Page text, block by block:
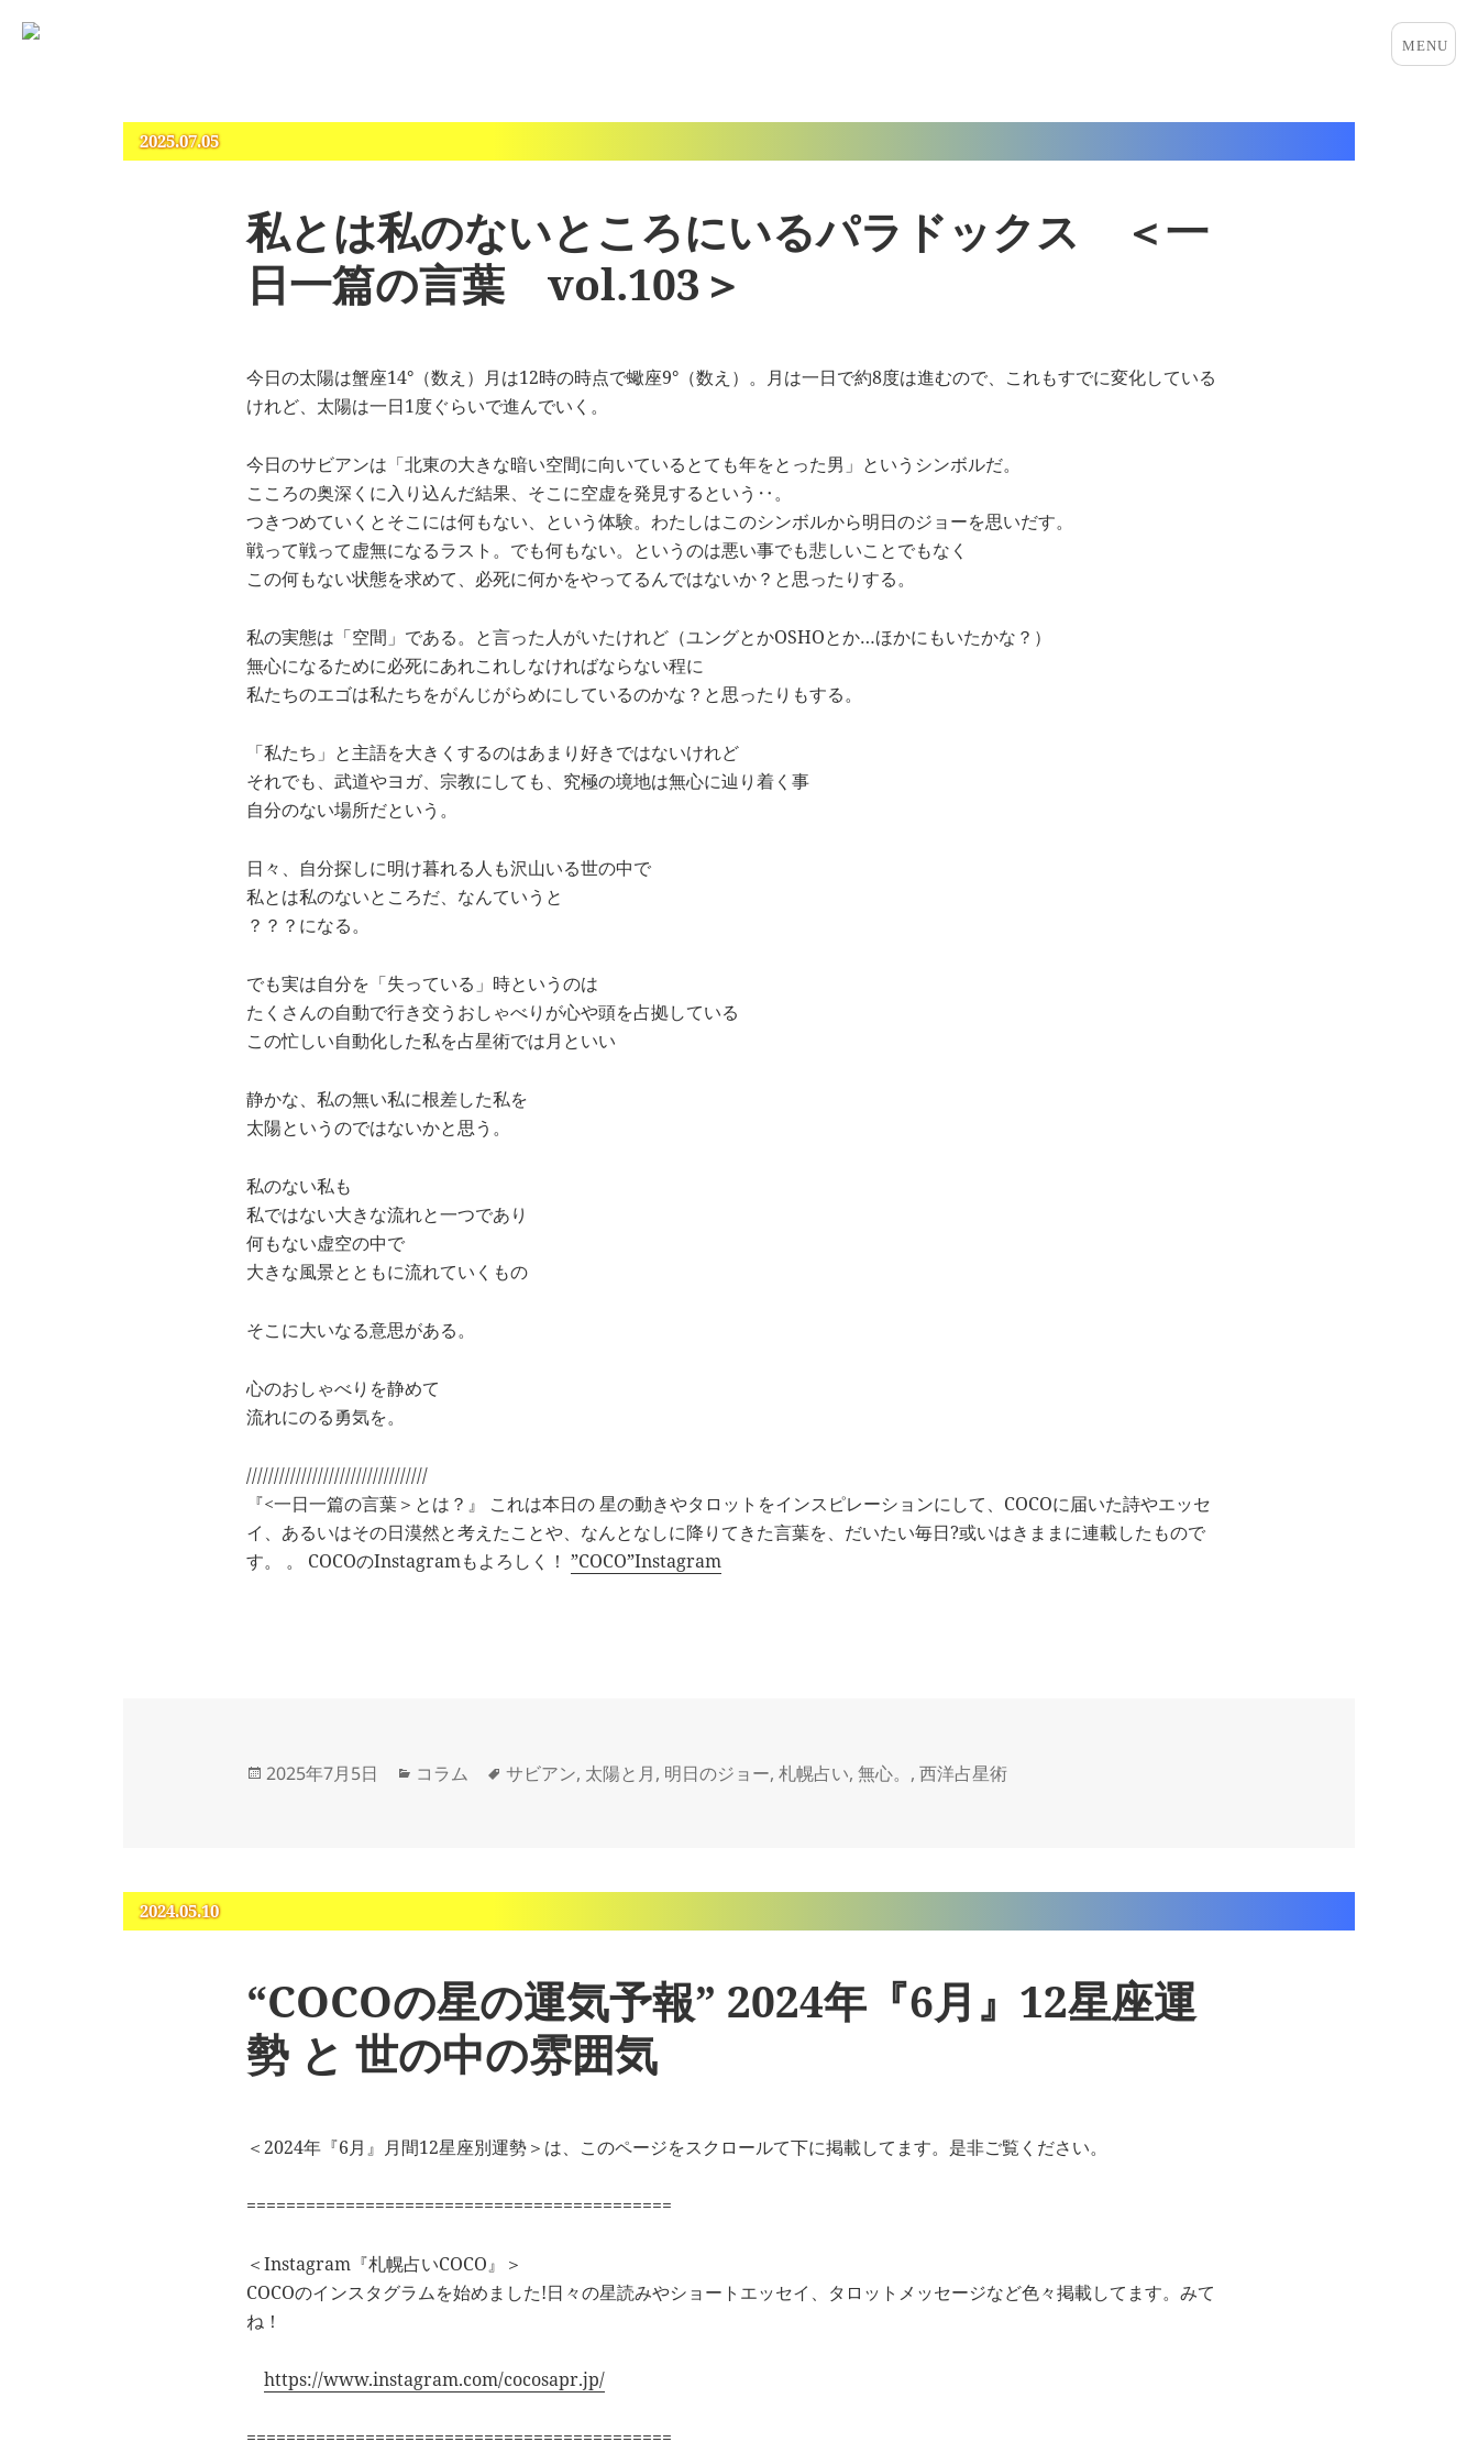
2025.07.05
私とは私のないところにいるパラドックス ＜一
日一篇の言葉 vol.103＞
今日の太陽は蟹座14°（数え）月は12時の時点で蠍座9°（数え）。月は一日で約8度は進むので、これもすでに変化している
けれど、太陽は一日1度ぐらいで進んでいく。
今日のサビアンは「北東の大きな暗い空間に向いているとても年をとった男」というシンボルだ。
こころの奥深くに入り込んだ結果、そこに空虚を発見するという‥。
つきつめていくとそこには何もない、という体験。わたしはこのシンボルから明日のジョーを思いだす。
戦って戦って虚無になるラスト。でも何もない。というのは悪い事でも悲しいことでもなく
この何もない状態を求めて、必死に何かをやってるんではないか？と思ったりする。
私の実態は「空間」である。と言った人がいたけれど（ユングとかOSHOとか…ほかにもいたかな？）
無心になるために必死にあれこれしなければならない程に
私たちのエゴは私たちをがんじがらめにしているのかな？と思ったりもする。
「私たち」と主語を大きくするのはあまり好きではないけれど
それでも、武道やヨガ、宗教にしても、究極の境地は無心に辿り着く事
自分のない場所だという。
日々、自分探しに明け暮れる人も沢山いる世の中で
私とは私のないところだ、なんていうと
？？？になる。
でも実は自分を「失っている」時というのは
たくさんの自動で行き交うおしゃべりが心や頭を占拠している
この忙しい自動化した私を占星術では月といい
静かな、私の無い私に根差した私を
太陽というのではないかと思う。
私のない私も
私ではない大きな流れと一つであり
何もない虚空の中で
大きな風景とともに流れていくもの
そこに大いなる意思がある。
心のおしゃべりを静めて
流れにのる勇気を。
/////////////////////////////////
『<一日一篇の言葉＞とは？』 これは本日の 星の動きやタロットをインスピレーションにして、COCOに届いた詩やエッセ
イ、あるいはその日漠然と考えたことや、なんとなしに降りてきた言葉を、だいたい毎日?或いはきままに連載したもので
す。 。 COCOのInstagramもよろしく！ ”COCO”Instagram
投
2025年7月5日
カ
コラム
タ
サビアン, 太陽と月, 明日のジョー, 札幌占い, 無心。 , 西洋占星術
2024.05.10
“COCOの星の運気予報” 2024年『6月』12星座運
勢 と 世の中の雰囲気
＜2024年『6月』月間12星座別運勢＞は、このページをスクロールて下に掲載してます。是非ご覧ください。
===========================================
＜Instagram『札幌占いCOCO』＞
COCOのインスタグラムを始めました!日々の星読みやショートエッセイ、タロットメッセージなど色々掲載してます。みて
ね！
https://www.instagram.com/cocosapr.jp/
===========================================